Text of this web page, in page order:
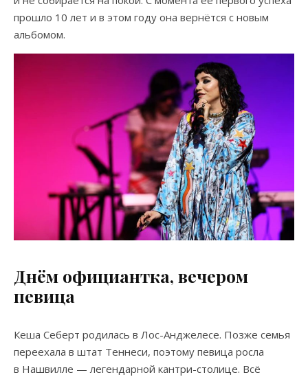
прошло 10 лет и в этом году она вернётся с новым
альбомом.
Днём официантка, вечером
певица
Кеша Себерт родилась в Лос-Анджелесе. Позже семья
переехала в штат Теннеси, поэтому певица росла
в Нашвилле — легендарной кантри-столице. Всё